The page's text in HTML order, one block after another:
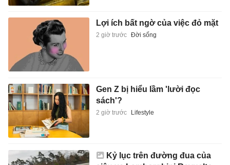
Lợi ích bất ngờ của việc đỏ mặt
2 giờ trước Đời sống
Gen Z bị hiểu lầm 'lười đọc
sách'?
2 giờ trước Lifestyle
Kỷ lục trên đường đua của